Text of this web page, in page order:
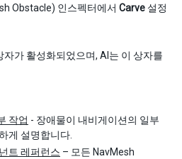
Obstacle) 인스펙터에서 Carve 설정
가 활성화되었으며, AI는 이 상자를
작업 - 장애물이 내비게이션의 일부
게 설명합니다.
트 레퍼런스 – 모든 NavMesh